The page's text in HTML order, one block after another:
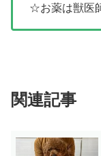
☆お薬は獣医
関連記事